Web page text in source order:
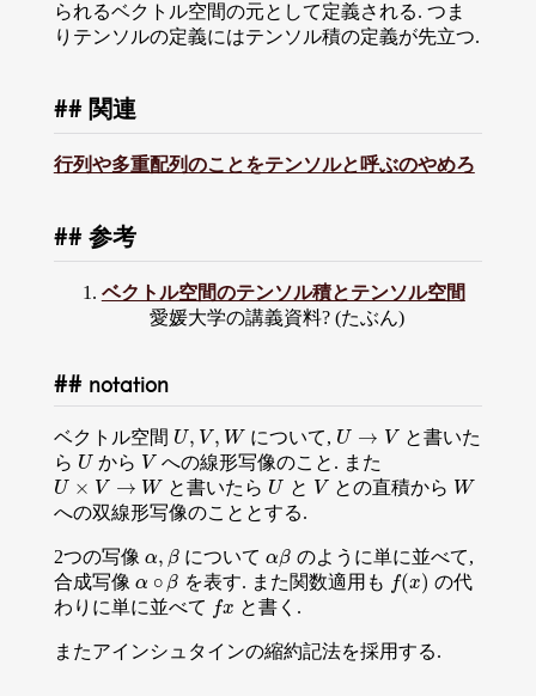
られるベクトル空間の元として定義される. つま
りテンソルの定義にはテンソル積の定義が先立つ.
関連
行列や多重配列のことをテンソルと呼ぶのやめろ
参考
ベクトル空間のテンソル積とテンソル空間
愛媛大学の講義資料? (たぶん)
notation
ベクトル空間 U, V , W
U,V,W について, U → V
U →V
と書いた
ら U
U から V
V への線形写像のこと. また
U × V → W
U×V → W と書いたら U
U と V
Vとの直積から W
W
への双線形写像のこととする.
2つの写像 α, β
α,β についてαβ
αβ のように単に並べて,
合成写像 α ∘ β
α∘β を表す. また関数適用も f(x)
f(x)
の代
わりに単に並べて fx
fx と書く.
またアインシュタインの縮約記法を採用する.